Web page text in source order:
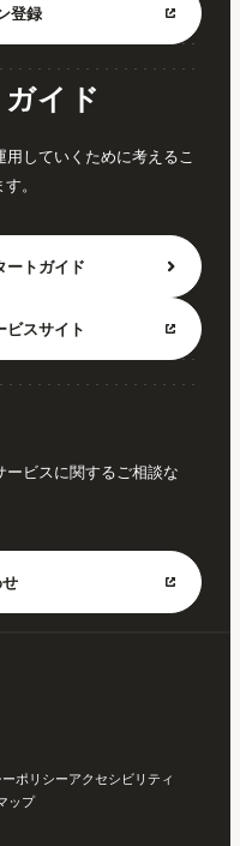
登録
イド
していくために考えるこ
。
ートガイド
ビスサイト
ビスに関するご相談な
ポリシーアクセシビリティ
ップ